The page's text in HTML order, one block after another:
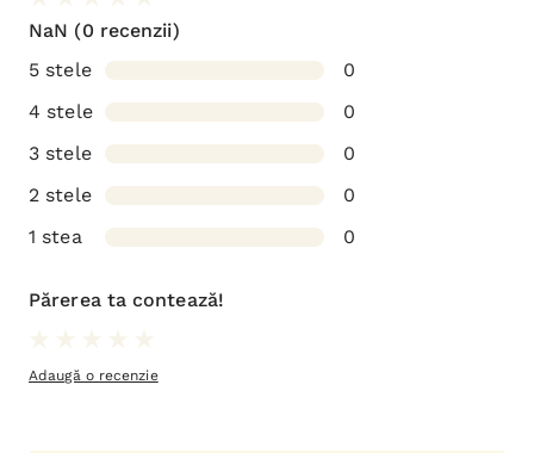
NaN (0 recenzii)
5 stele
0
4 stele
0
3 stele
0
2 stele
0
1 stea
0
Părerea ta contează!
Adaugă o recenzie